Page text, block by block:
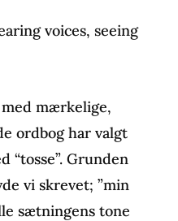
voices, seeing
med mærkelige,
ordbog har valgt
“tosse”. Grunden
vi skrevet; ”min
sætningens tone